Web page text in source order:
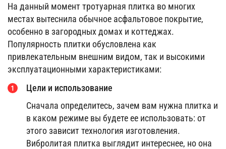
На данный момент тротуарная плитка во многих
местах вытеснила обычное асфальтовое покрытие,
особенно в загородных домах и коттеджах.
Популярность плитки обусловлена как
привлекательным внешним видом, так и высокими
эксплуатационными характеристиками:
Цели и использование
Сначала определитесь, зачем вам нужна плитка и
в каком режиме вы будете ее использовать: от
этого зависит технология изготовления.
Вибролитая плитка выглядит интереснее, но она